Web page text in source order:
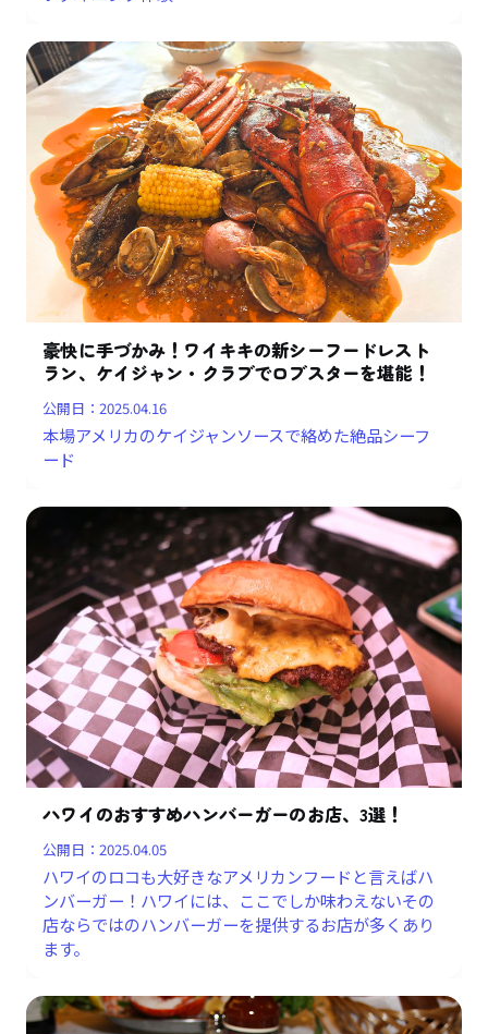
豪快に手づかみ！ワイキキの新シーフードレスト
ラン、ケイジャン・クラブでロブスターを堪能！
公開日：2025.04.16
本場アメリカのケイジャンソースで絡めた絶品シーフ
ード
ハワイのおすすめハンバーガーのお店、3選！
公開日：2025.04.05
ハワイのロコも大好きなアメリカンフードと言えばハ
ンバーガー！ハワイには、ここでしか味わえないその
店ならではのハンバーガーを提供するお店が多くあり
ます。